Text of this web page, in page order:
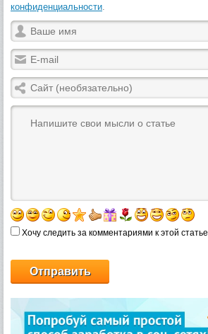
конфиденциальности
Хочу следить за комментариями к этой статье